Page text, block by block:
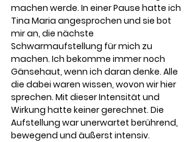
machen werde. In einer Pause hatte ich
Tina Maria angesprochen und sie bot
mir an, die nächste
Schwarmaufstellung für mich zu
machen. Ich bekomme immer noch
Gänsehaut, wenn ich daran denke. Alle
die dabei waren wissen, wovon wir hier
sprechen. Mit dieser Intensität und
Wirkung hatte keiner gerechnet. Die
Aufstellung war unerwartet berührend,
bewegend und äußerst intensiv.